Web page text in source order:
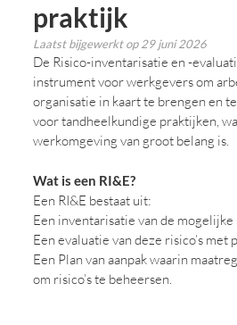
praktijk
Laatst bijgewerkt op29 juni 2026
De Risico-inventarisatie en -
instrument voor werkgevers om
organisatie in kaart te brengen en
voor tandheelkundige praktijken,
werkomgeving van groot belang is.
Wat is een RI&E?
Een RI&E bestaat uit:
Een inventarisatie van de mogelijke
Een evaluatie van deze risico’s
Een Plan van aanpak waarin
om risico’s te beheersen.